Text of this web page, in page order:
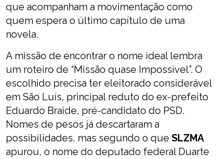
que acompanham a movimentação como
quem espera o último capítulo de uma
novela.
A missão de encontrar o nome ideal lembra
um roteiro de “Missão quase Impossível”. O
escolhido precisa ter eleitorado considerável
em São Luís, principal reduto do ex-prefeito
Eduardo Braide, pré-candidato do PSD.
Nomes de pesos já descartaram a
possibilidades, mas segundo o que SLZMA
apurou, o nome do deputado federal Duarte